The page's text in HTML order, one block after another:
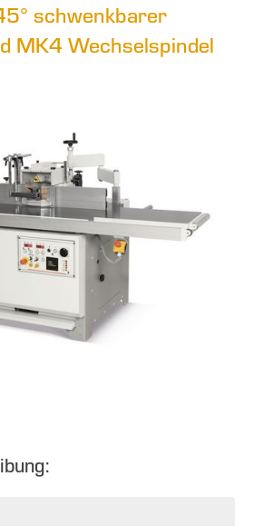
schwenkbarer
MK4 Wechselspindel